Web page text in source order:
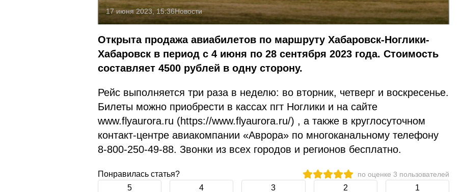
17 июня 2023, 15:36Новости
Открыта продажа авиабилетов по маршруту Хабаровск-Ноглики-
Хабаровск в период с 4 июня по 28 сентября 2023 года. Стоимость
составляет 4500 рублей в одну сторону.
Рейс выполняется три раза в неделю: во вторник, четверг и воскресенье.
Билеты можно приобрести в кассах пгт Ноглики и на сайте
www.flyaurora.ru (https://www.flyaurora.ru/) , а также в круглосуточном
контакт‐центре авиакомпании «Аврора» по многоканальному телефону
8-800-250-49-88. Звонки из всех городов и регионов бесплатно.
Понравилась статья? по оценке 3 пользователей
5 4 3 2 1